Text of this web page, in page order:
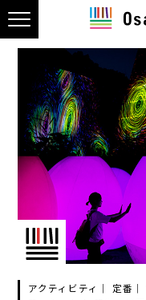
アクティビティ 定番